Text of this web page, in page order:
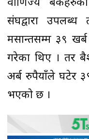
वाणिज्य
संघद्वारा
मसान्तसम्म ३९
गरेका थिए । तर
अर्ब रुपैयाँले घटेर
भएको छ ।